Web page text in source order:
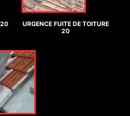
20
URGENCE FUITE DE TOITURE
20